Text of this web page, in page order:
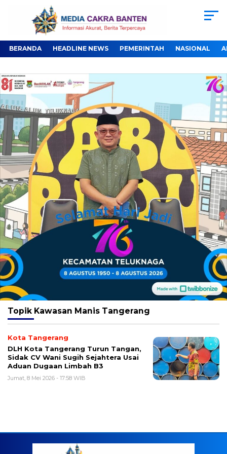
BERANDA HEADLINE NEWS PEMERINTAH NASIONAL
Topik Kawasan Manis Tangerang
Kota Tangerang
DLH Kota Tangerang Turun Tangan,
Sidak CV Wani Sugih Sejahtera Usai
Aduan Dugaan Limbah B3
Jumat, 8 Mei 2026 - 17:58 WIB